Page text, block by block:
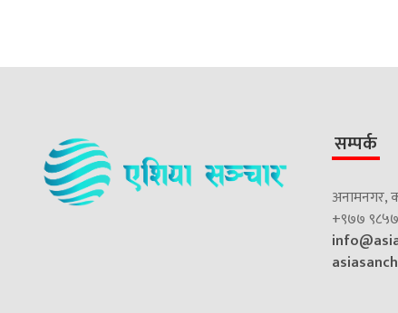
सम्पर्क
अनामनगर,
+९७७